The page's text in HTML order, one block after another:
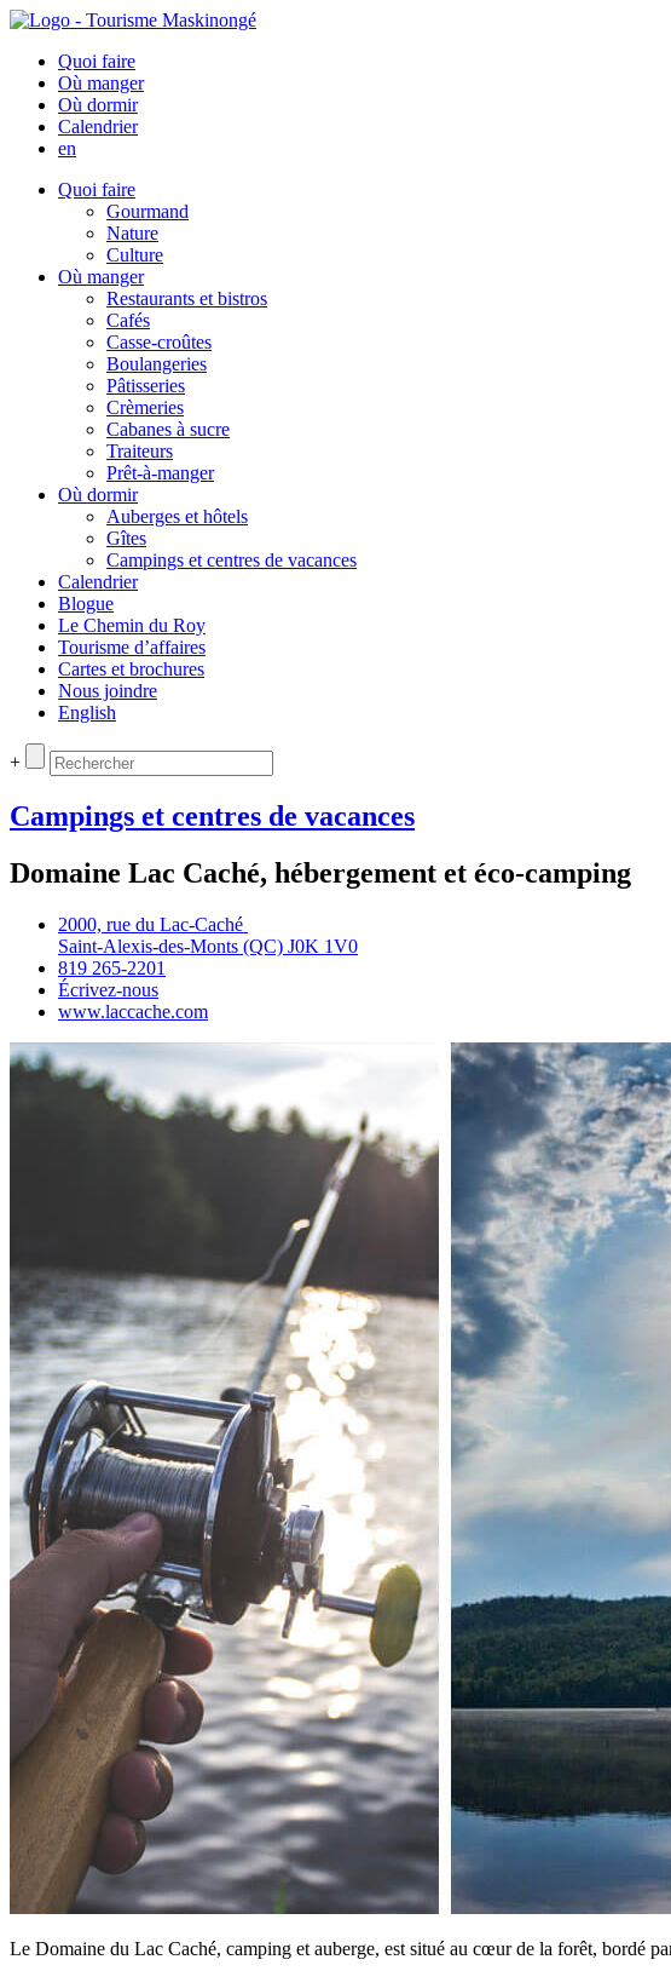
Quoi faire
Où manger
Où dormir
Calendrier
en
Quoi faire
Gourmand
Nature
Culture
Où manger
Restaurants et bistros
Cafés
Casse-croûtes
Boulangeries
Pâtisseries
Crèmeries
Cabanes à sucre
Traiteurs
Prêt-à-manger
Où dormir
Auberges et hôtels
Gîtes
Campings et centres de vacances
Calendrier
Blogue
Le Chemin du Roy
Tourisme d’affaires
Cartes et brochures
Nous joindre
English
+
Campings et centres de vacances
Domaine Lac Caché, hébergement et éco-camping
2000, rue du Lac‑Caché
Saint‑Alexis‑des‑Monts (QC) J0K 1V0
819 265‑2201
Écrivez‑nous
www.laccache.com
Le Domaine du Lac Caché, camping et auberge, est situé au cœur de la forêt, bordé